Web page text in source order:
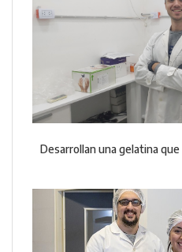
Desarrollan una gelatina